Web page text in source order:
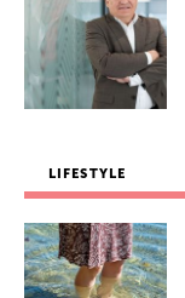
LIFESTYLE